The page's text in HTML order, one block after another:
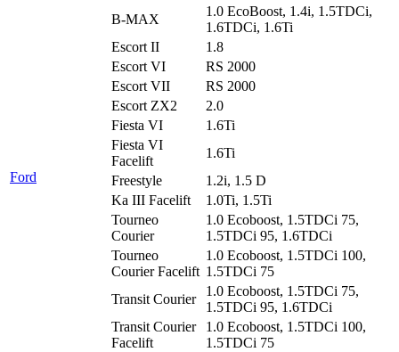
Ford
B-MAX
1.0 EcoBoost, 1.4i, 1.5TDCi,
1.6TDCi, 1.6Ti
Escort II
1.8
Escort VI
RS 2000
Escort VII
RS 2000
Escort ZX2
2.0
Fiesta VI
1.6Ti
Fiesta VI
Facelift
1.6Ti
Freestyle
1.2i, 1.5 D
Ka III Facelift
1.0Ti, 1.5Ti
Tourneo
Courier
1.0 Ecoboost, 1.5TDCi 75,
1.5TDCi 95, 1.6TDCi
Tourneo
Courier Facelift
1.0 Ecoboost, 1.5TDCi 100,
1.5TDCi 75
Transit Courier
1.0 Ecoboost, 1.5TDCi 75,
1.5TDCi 95, 1.6TDCi
Transit Courier
Facelift
1.0 Ecoboost, 1.5TDCi 100,
1.5TDCi 75